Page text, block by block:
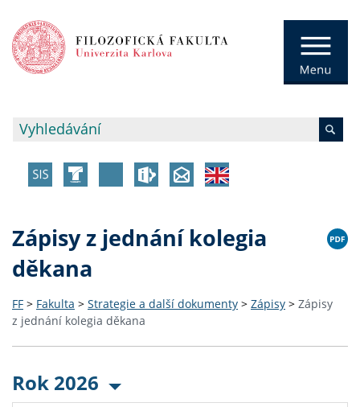
Zápisy z jednání kolegia
děkana
FF > Fakulta > Strategie a další dokumenty > Zápisy > Zápisy
z jednání kolegia děkana
Rok 2026